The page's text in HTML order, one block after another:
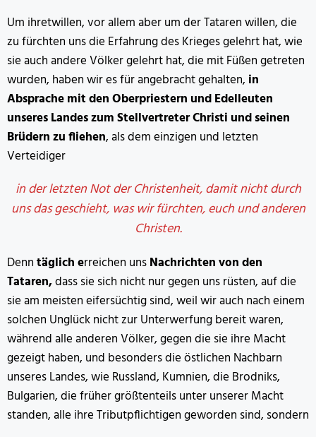
Um ihretwillen, vor allem aber um der Tataren willen, die
zu fürchten uns die Erfahrung des Krieges gelehrt hat, wie
sie auch andere Völker gelehrt hat, die mit Füßen getreten
wurden, haben wir es für angebracht gehalten, in
Absprache mit den Oberpriestern und Edelleuten
unseres Landes zum Stellvertreter Christi und seinen
Brüdern zu fliehen, als dem einzigen und letzten
Verteidiger
in der letzten Not der Christenheit, damit nicht durch
uns das geschieht, was wir fürchten, euch und anderen
Christen.
Denntäglich erreichen unsNachrichten von den
Tataren,dass sie sich nicht nur gegen uns rüsten, auf die
sie am meisten eifersüchtig sind, weil wir auch nach einem
solchen Unglück nicht zur Unterwerfung bereit waren,
während alle anderen Völker, gegen die sie ihre Macht
gezeigt haben, und besonders die östlichen Nachbarn
unseres Landes, wie Russland, Kumnien, die Brodniks,
Bulgarien, die früher größtenteils unter unserer Macht
standen, alle ihre Tributpflichtigen geworden sind, sondern